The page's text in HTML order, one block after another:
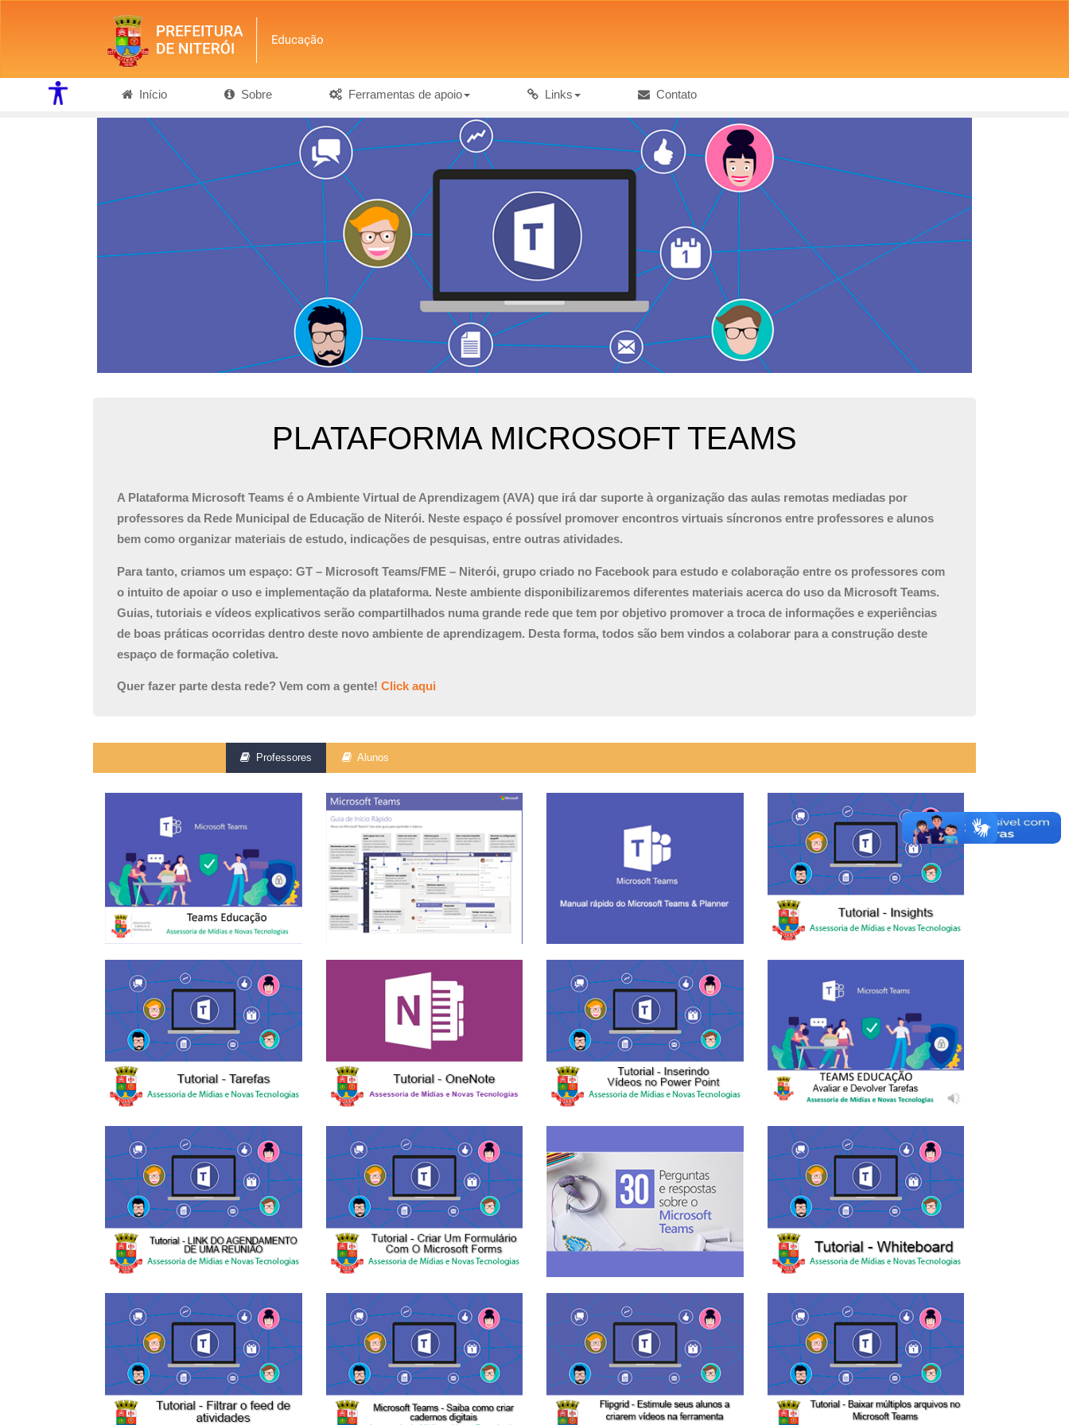
Início Sobre Ferramentas de apoio Links Contato
PLATAFORMA MICROSOFT TEAMS
A Plataforma Microsoft Teams é o Ambiente Virtual de Aprendizagem (AVA) que irá dar suporte à organização das aulas remotas mediadas por
professores da Rede Municipal de Educação de Niterói. Neste espaço é possível promover encontros virtuais síncronos entre professores e alunos
bem como organizar materiais de estudo, indicações de pesquisas, entre outras atividades.
Para tanto, criamos um espaço: GT – Microsoft Teams/FME – Niterói, grupo criado no Facebook para estudo e colaboração entre os professores com
o intuito de apoiar o uso e implementação da plataforma. Neste ambiente disponibilizaremos diferentes materiais acerca do uso da Microsoft Teams.
Guias, tutoriais e vídeos explicativos serão compartilhados numa grande rede que tem por objetivo promover a troca de informações e experiências
de boas práticas ocorridas dentro deste novo ambiente de aprendizagem. Desta forma, todos são bem vindos a colaborar para a construção deste
espaço de formação coletiva.
Quer fazer parte desta rede? Vem com a gente! Click aqui
Professores Alunos